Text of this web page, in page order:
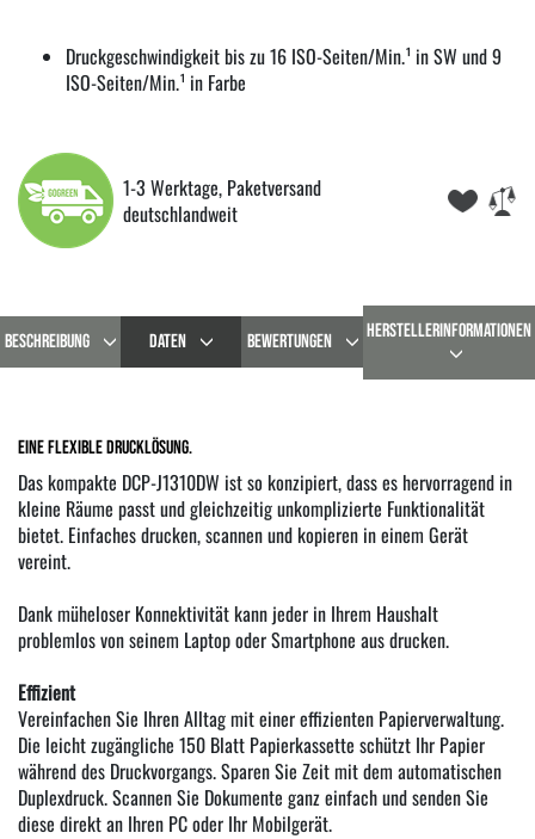
Druckgeschwindigkeit bis zu 16 ISO-Seiten/Min.¹ in SW und 9
ISO-Seiten/Min.¹ in Farbe
1-3 Werktage, Paketversand
deutschlandweit
BESCHREIBUNG DATEN BEWERTUNGEN HERSTELLERINFORMATIONEN
Eine flexible Drucklösung.
Das kompakte DCP-J1310DW ist so konzipiert, dass es hervorragend in
kleine Räume passt und gleichzeitig unkomplizierte Funktionalität
bietet. Einfaches drucken, scannen und kopieren in einem Gerät
vereint.
Dank müheloser Konnektivität kann jeder in Ihrem Haushalt
problemlos von seinem Laptop oder Smartphone aus drucken.
Effizient
Vereinfachen Sie Ihren Alltag mit einer effizienten Papierverwaltung.
Die leicht zugängliche 150 Blatt Papierkassette schützt Ihr Papier
während des Druckvorgangs. Sparen Sie Zeit mit dem automatischen
Duplexdruck. Scannen Sie Dokumente ganz einfach und senden Sie
diese direkt an Ihren PC oder Ihr Mobilgerät.